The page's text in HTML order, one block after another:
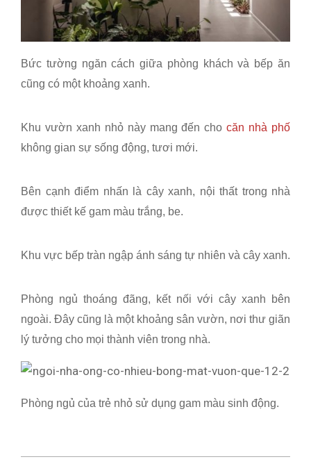
Bức tường ngăn cách giữa phòng khách và bếp ăn
cũng có một khoảng xanh.
Khu vườn xanh nhỏ này mang đến chocăn nhà phố
không gian sự sống động, tươi mới.
Bên cạnh điểm nhấn là cây xanh, nội thất trong nhà
được thiết kế gam màu trắng, be.
Khu vực bếp tràn ngập ánh sáng tự nhiên và cây xanh.
Phòng ngủ thoáng đãng, kết nối với cây xanh bên
ngoài. Đây cũng là một khoảng sân vườn, nơi thư giãn
lý tưởng cho mọi thành viên trong nhà.
Phòng ngủ của trẻ nhỏ sử dụng gam màu sinh động.